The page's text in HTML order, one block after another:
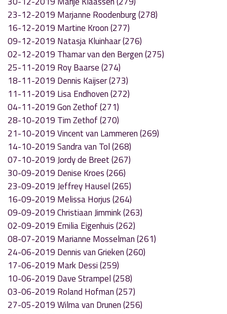
23-12-2019 Marjanne Roodenburg (278)
16-12-2019 Martine Kroon (277)
09-12-2019 Natasja Kluinhaar (276)
02-12-2019 Thamar van den Bergen (275)
25-11-2019 Roy Baarse (274)
18-11-2019 Dennis Kaijser (273)
11-11-2019 Lisa Endhoven (272)
04-11-2019 Gon Zethof (271)
28-10-2019 Tim Zethof (270)
21-10-2019 Vincent van Lammeren (269)
14-10-2019 Sandra van Tol (268)
07-10-2019 Jordy de Breet (267)
30-09-2019 Denise Kroes (266)
23-09-2019 Jeffrey Hausel (265)
16-09-2019 Melissa Horjus (264)
09-09-2019 Christiaan Jimmink (263)
02-09-2019 Emilia Eigenhuis (262)
08-07-2019 Marianne Mosselman (261)
24-06-2019 Dennis van Grieken (260)
17-06-2019 Mark Dessi (259)
10-06-2019 Dave Strampel (258)
03-06-2019 Roland Hofman (257)
27-05-2019 Wilma van Drunen (256)